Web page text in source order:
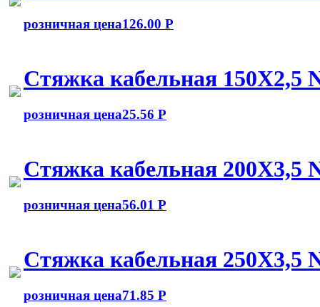
розничная цена126.00 Р
Стяжка кабельная 150Х2,5
розничная цена25.56 Р
Стяжка кабельная 200Х3,5
розничная цена56.01 Р
Стяжка кабельная 250Х3,5
розничная цена71.85 Р